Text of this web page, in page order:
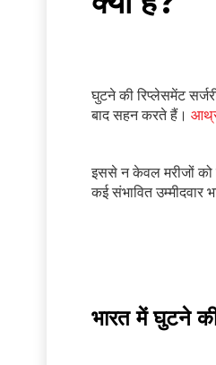
घुटने की रिप्लेसमेंट
बाद सहन करते हैं।
इससे न केवल मरीजों को
कई संभावित उम्मीदवार
भारत में घुटने